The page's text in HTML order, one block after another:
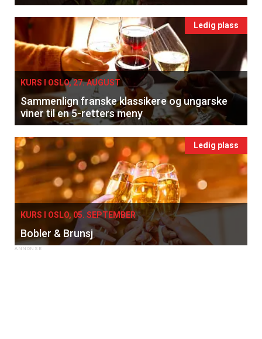
Ledig plass
KURS I OSLO, 27. AUGUST
Sammenlign franske klassikere og ungarske
viner til en 5-retters meny
Ledig plass
KURS I OSLO, 05. SEPTEMBER
Bobler & Brunsj